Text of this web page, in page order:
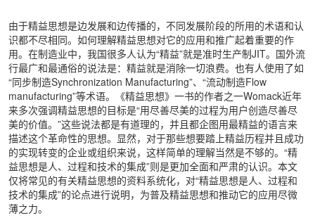
由于精益思想是边发展和边传播的，不同发展阶段的所用的术语和认
识都不尽相同。如何理解精益思想对它的应用和推广起着重要的作
用。在制造业中，我国很多人认为“精益”就是准时生产制JIT。国外流
行最广和最通俗的说法是：精益就是消除一切浪费。也有人使用了如
“同步制造Synchronization Manufacturing”、“流动制造Flow
manufacturing”等术语。《精益思想》一书的作者之一Womack近年
来多次强调精益思想的目标是“用尽善尽美的过程为用户创造尽善尽
美的价值。”这些说法都是有道理的，并且都企图用最精益的语言来
描述这个革命性的思想。显然，对于那些想要踏上精益历程并且成功
的实现转变的企业或组织来说，这样简单的理解当然是不够的。“精
益思想是人、过程和技术的集成”则是更加全面和严肃的认识。本文
仅将常见的有关精益思想的资料系统化，对“精益思想是人、过程和
技术的集成”的论点进行说明，为普及精益思想和推动它的应用尽微
薄之力。